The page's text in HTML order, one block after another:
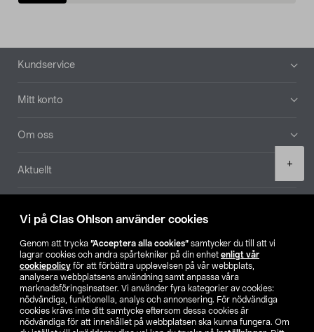
Vi på Clas Ohlson använder cookies
Genom att trycka ”Acceptera alla cookies” samtycker du till att vi
lagrar cookies och andra spårtekniker på din enhet enligt vår
cookiepolicy för att förbättra upplevelsen på vår webbplats,
analysera webbplatsens användning samt anpassa våra
marknadsföringsinsatser. Vi använder fyra kategorier av cookies:
nödvändiga, funktionella, analys och annonsering. För nödvändiga
cookies krävs inte ditt samtycke eftersom dessa cookies är
nödvändiga för att innehållet på webbplatsen ska kunna fungera. Om
+
Sidfot
Kundservice
Mitt konto
Om oss
Aktuellt
Hitta butik
SE NO FI